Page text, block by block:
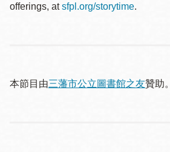
offerings, atsfpl.org/storytime.
本節目由三藩市公立圖書館之友贊助。